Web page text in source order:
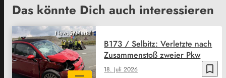
Das könnte Dich auch interessieren
News5/Mertel
bookmark_border
18. Juli 2026
B173 / Selbitz: Verletzte nach
Zusammenstoß zweier Pkw